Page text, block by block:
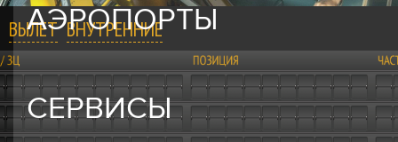
АЭРОПОРТЫ
СЕРВИСЫ
ВЫЛЕТ ВНУТРЕННИЕ